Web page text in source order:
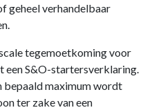
geheel verhandelbaar
tegemoetkoming voor
een S&O-startersverklaring.
bepaald maximum wordt
ter zake van een